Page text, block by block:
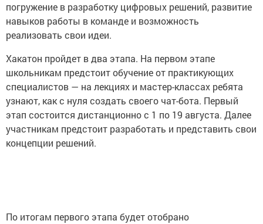
погружение в разработку цифровых решений, развитие
навыков работы в команде и возможность
реализовать свои идеи.
Хакатон пройдет в два этапа. На первом этапе
школьникам предстоит обучение от практикующих
специалистов — на лекциях и мастер-классах ребята
узнают, как с нуля создать своего чат-бота. Первый
этап состоится дистанционно с 1 по 19 августа. Далее
участникам предстоит разработать и представить свои
концепции решений.
По итогам первого этапа будет отобрано